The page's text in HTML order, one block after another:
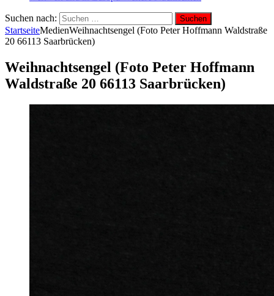
Suchen nach:
StartseiteMedienWeihnachtsengel (Foto Peter Hoffmann Waldstraße
20 66113 Saarbrücken)
Weihnachtsengel (Foto Peter Hoffmann
Waldstraße 20 66113 Saarbrücken)